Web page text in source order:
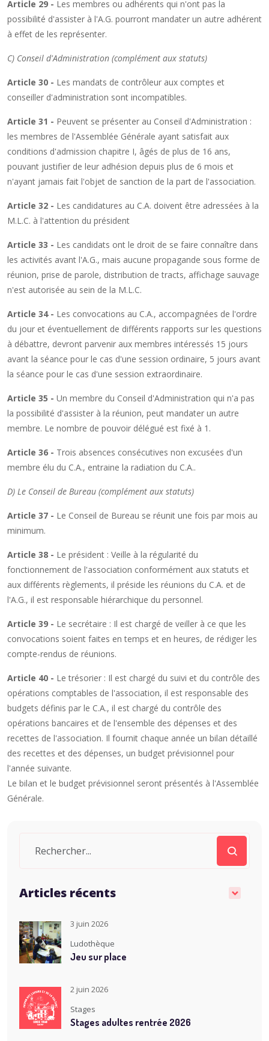
Article 29 - Les membres ou adhérents qui n'ont pas la
possibilité d'assister à l'A.G. pourront mandater un autre adhérent
à effet de les représenter.
C) Conseil d'Administration (complément aux statuts)
Article 30 - Les mandats de contrôleur aux comptes et
conseiller d'administration sont incompatibles.
Article 31 - Peuvent se présenter au Conseil d'Administration :
les membres de l'Assemblée Générale ayant satisfait aux
conditions d'admission chapitre I, âgés de plus de 16 ans,
pouvant justifier de leur adhésion depuis plus de 6 mois et
n'ayant jamais fait l'objet de sanction de la part de l'association.
Article 32 - Les candidatures au C.A. doivent être adressées à la
M.L.C. à l'attention du président
Article 33 - Les candidats ont le droit de se faire connaître dans
les activités avant l'A.G., mais aucune propagande sous forme de
réunion, prise de parole, distribution de tracts, affichage sauvage
n'est autorisée au sein de la M.L.C.
Article 34 - Les convocations au C.A., accompagnées de l'ordre
du jour et éventuellement de différents rapports sur les questions
à débattre, devront parvenir aux membres intéressés 15 jours
avant la séance pour le cas d'une session ordinaire, 5 jours avant
la séance pour le cas d'une session extraordinaire.
Article 35 - Un membre du Conseil d'Administration qui n'a pas
la possibilité d'assister à la réunion, peut mandater un autre
membre. Le nombre de pouvoir délégué est fixé à 1.
Article 36 - Trois absences consécutives non excusées d'un
membre élu du C.A., entraine la radiation du C.A..
D) Le Conseil de Bureau (complément aux statuts)
Article 37 - Le Conseil de Bureau se réunit une fois par mois au
minimum.
Article 38 - Le président : Veille à la régularité du
fonctionnement de l'association conformément aux statuts et
aux différents règlements, il préside les réunions du C.A. et de
l'A.G., il est responsable hiérarchique du personnel.
Article 39 - Le secrétaire : Il est chargé de veiller à ce que les
convocations soient faites en temps et en heures, de rédiger les
compte-rendus de réunions.
Article 40 - Le trésorier : Il est chargé du suivi et du contrôle des
opérations comptables de l'association, il est responsable des
budgets définis par le C.A., il est chargé du contrôle des
opérations bancaires et de l'ensemble des dépenses et des
recettes de l'association. Il fournit chaque année un bilan détaillé
des recettes et des dépenses, un budget prévisionnel pour
l'année suivante.
Le bilan et le budget prévisionnel seront présentés à l'Assemblée
Générale.
Articles récents
3 juin 2026
Ludothèque
Jeu sur place
2 juin 2026
Stages
Stages adultes rentrée 2026